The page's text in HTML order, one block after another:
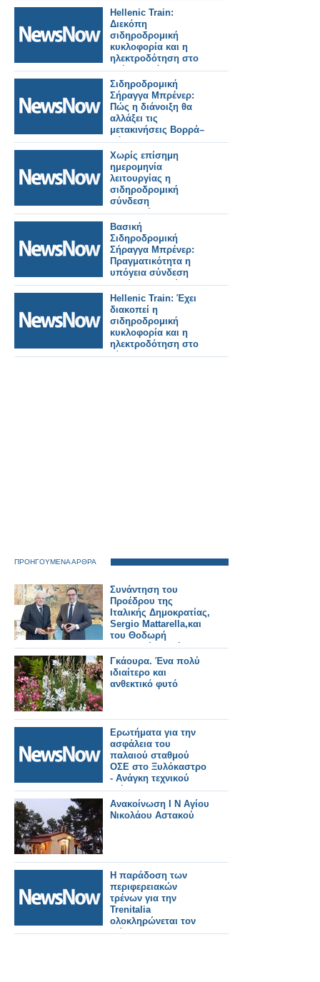
Hellenic Train:
Διεκόπη
σιδηροδρομική
κυκλοφορία και η
ηλεκτροδότηση στο
τμήμα Οινόη –
Χαλκίδα, εξαιτίας
πυρκαγιάς.
Σιδηροδρομική
Σήραγγα Μπρένερ:
Πώς η διάνοιξη θα
αλλάξει τις
μετακινήσεις Βορρά–
Νότου.
Χωρίς επίσημη
ημερομηνία
λειτουργίας η
σιδηροδρομική
σύνδεση
Βουδαπέστης–
Βελιγραδίου.
Βασική
Σιδηροδρομική
Σήραγγα Μπρένερ:
Πραγματικότητα η
υπόγεια σύνδεση
Ιταλίας–Αυστρίας.
Hellenic Train: Έχει
διακοπεί η
σιδηροδρομική
κυκλοφορία και η
ηλεκτροδότηση στο
δίκτυο του
ΠΡΟΗΓΟΥΜΕΝΑ ΑΡΘΡΑ
Συνάντηση του
Προέδρου της
Ιταλικής Δημοκρατίας,
Sergio Mattarella,και
του Θοδωρή
Κυριακού, Προέδρου
του Ομίλου Antenna,
στη Ρώμη
Γκάουρα. Ένα πολύ
ιδιαίτερο και
ανθεκτικό φυτό
Ερωτήματα για την
ασφάλεια του
παλαιού σταθμού
ΟΣΕ στο Ξυλόκαστρο
- Ανάγκη τεχνικού
ελέγχου στο
στέγαστρο.
Ανακοίνωση Ι Ν Αγίου
Νικολάου Αστακού
Η παράδοση των
περιφερειακών
τρένων για την
Trenitalia
ολοκληρώνεται τον
Μάιο.